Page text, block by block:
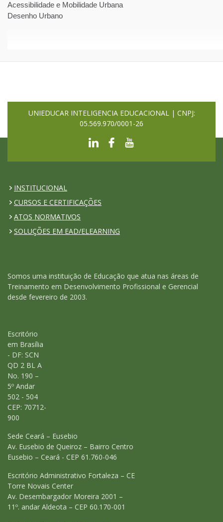
Acessibilidade e Mobilidade Urbana
Desenho Urbano
UNIEDUCAR INTELIGENCIA EDUCACIONAL | CNPJ:
05.569.970/0001-26
INSTITUCIONAL
CURSOS E CERTIFICAÇÕES
ATOS NORMATIVOS
SOLUÇÕES EM EAD/ELEARNING
Somos uma instituição de Educação que atua nas áreas de
Treinamento em Desenvolvimento Profissional e Gerencial
desde fevereiro de 2003.
Escritório
em Brasília
- DF: SCN
QD 2 BL A
No. 190 –
5º Andar
502 - 504
CEP: 70712-
900
Sede Ceará – Eusebio
Av. Eusebio de Queiroz – Bairro Centro
Eusebio – Ceará - CEP 61.760-046
Escritório Administrativo Fortaleza – CE
Torre Novais Center
Av. Desembargador Moreira 2001 –
11º. andar Aldeota – CEP 60.170-001